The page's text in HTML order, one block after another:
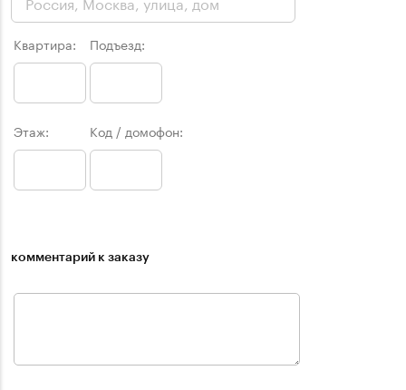
Квартира: Подъезд:
Этаж: Код / домофон:
комментарий к заказу